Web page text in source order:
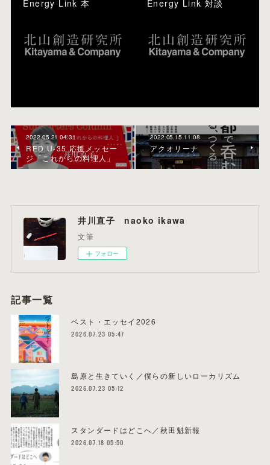
Energy Link 本 Energy Link 対談
2022.05.21 04:31
RED U-35 応援メッセー
ジ「これからの料理人」
2022.05.15 11:08
アクオリーナ
井川直子 naoko ikawa
文筆
フォロー
記事一覧
ベスト・エッセイ2026
2026.07.23 05:47
島原と生きていく／僕らの新しいローカリズム
2026.07.23 05:12
スタンダードはどこへ／秋田魁新報
2026.07.18 05:50